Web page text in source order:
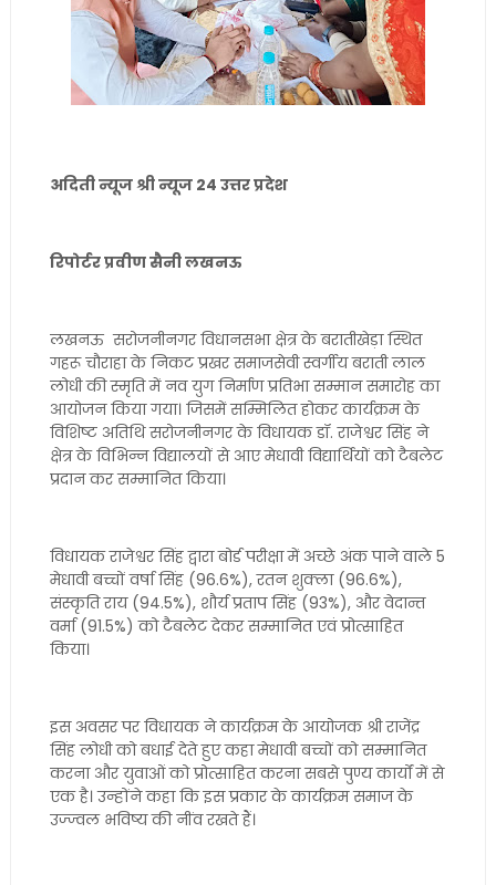
अदिती न्यूज श्री न्यूज 24 उत्तर प्रदेश
रिपोर्टर प्रवीण सैनी लखनऊ
लखनऊ सरोजनीनगर विधानसभा क्षेत्र के बरातीखेड़ा स्थित
गहरू चौराहा के निकट प्रखर समाजसेवी स्वर्गीय बराती लाल
लोधी की स्मृति में नव युग निर्माण प्रतिभा सम्मान समारोह का
आयोजन किया गया। जिसमें सम्मिलित होकर कार्यक्रम के
विशिष्ट अतिथि सरोजनीनगर के विधायक डॉ. राजेश्वर सिंह ने
क्षेत्र के विभिन्न विद्यालयों से आए मेधावी विद्यार्थियों को टैबलेट
प्रदान कर सम्मानित किया।
विधायक राजेश्वर सिंह द्वारा बोर्ड परीक्षा में अच्छे अंक पाने वाले 5
मेधावी बच्चों वर्षा सिंह (96.6%), रतन शुक्ला (96.6%),
संस्कृति राय (94.5%), शौर्य प्रताप सिंह (93%), और वेदान्त
वर्मा (91.5%) को टैबलेट देकर सम्मानित एवं प्रोत्साहित
किया।
इस अवसर पर विधायक ने कार्यक्रम के आयोजक श्री राजेंद्र
सिंह लोधी को बधाई देते हुए कहा मेधावी बच्चों को सम्मानित
करना और युवाओं को प्रोत्साहित करना सबसे पुण्य कार्यों में से
एक है। उन्होंने कहा कि इस प्रकार के कार्यक्रम समाज के
उज्ज्वल भविष्य की नींव रखते हैं।